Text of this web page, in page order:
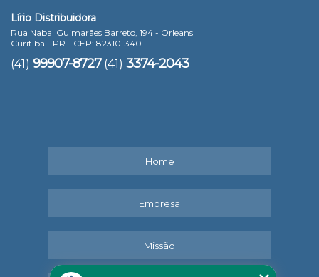
Lírio Distribuidora
Rua Nabal Guimarães Barreto, 194 - Orleans
Curitiba - PR - CEP: 82310-340
(41) 99907-8727 (41) 3374-2043
Home
Empresa
Missão